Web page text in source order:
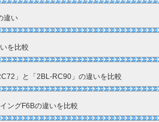
違い
を比較
」と「2BL-RC90」の違いを比較
ングF6Bの違いを比較